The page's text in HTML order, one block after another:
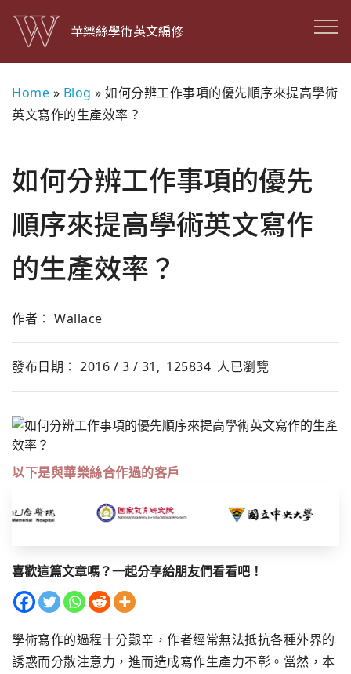
華樂絲學術英文編修
Home » Blog » 如何分辨工作事項的優先順序來提高學術
英文寫作的生產效率？
如何分辨工作事項的優先
順序來提高學術英文寫作
的生產效率？
作者： Wallace
發布日期： 2016 / 3 / 31, 125834 人已瀏覽
以下是與華樂絲合作過的客戶
喜歡這篇文章嗎？一起分享給朋友們看看吧！
學術寫作的過程十分艱辛，作者經常無法抵抗各種外界的
誘惑而分散注意力，進而造成寫作生產力不彰。當然，本